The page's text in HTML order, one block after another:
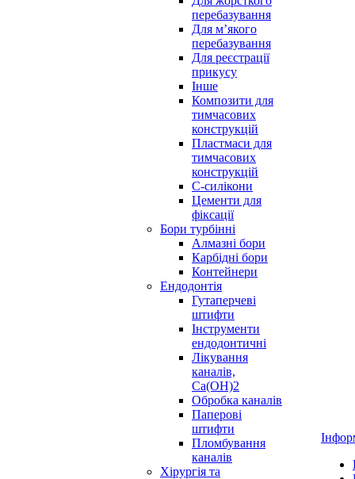
перебазування
Для м’якого
перебазування
Для реєстрації
прикусу
Інше
Композити для
тимчасових
конструкцій
Пластмаси для
тимчасових
конструкцій
С-силікони
Цементи для
фіксації
Бори турбінні
Алмазні бори
Карбідні бори
Контейнери
Ендодонтія
Гутаперчеві
штифти
Інструменти
ендодонтичні
Лікування
каналів,
Ca(OH)2
Обробка каналів
Паперові
штифти
Пломбування
каналів
Хірургія та